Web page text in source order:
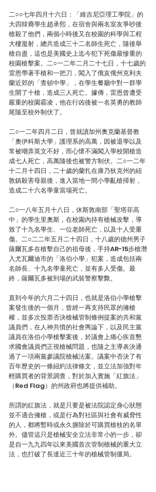
二○○七年四月十六日：「維吉尼亞理工學院」的
大四韓裔學生趙承熙，在宿舍與兩名室友爭吵後
槍殺了他們，兩個小時後又在校園的科學與工程
大樓濫射，總共造成三十二名師生死亡，隨後舉
槍自盡，這也是美國史上迄今犯下死傷最慘重的
校園槍擊案。二○一二年二月二十七日，十七歲的
雷恩帶著手槍和一把刀，闖入了俄亥俄州克利夫
蘭近郊的「查頓中學」，在學生餐廳中對一群學
生開了十槍，造成三人死亡。據傳，雷恩曾遭受
嚴重的校園霸凌，他在行凶後被一名英勇的教師
尾隨至校外制伏了。
二○一二年四月二日，曾就讀加州奧克蘭基督教
「奧伊科斯大學」護理系的高萬，因被退學以及
常被嘲弄英文不好，而心懷不滿闖入學校開槍造
成七人死亡，高萬隨後也被警方制伏。二○一二年
十二月十四日，二十歲的蘭扎在康乃狄克州的紐
敦鎮殺害母親後，進入當地一間小學亂槍掃射，
造成二十六名學童當場死亡。
二○一八年五月十八日，休斯敦南部「聖塔菲高
中」的學生里奧斯，在校園內持有槍械攻擊，導
致了十九名學生、一位老師死亡，以及十人受重
傷。二○二二年五月二十四日，十八歲的德州男子
薩爾瓦多在槍擊自己的祖母後，手持AR-15步槍潛
入尤瓦爾迪市的「洛伯小學」犯案，造成包括兩
名師長、十九名學童死亡，並有多人受傷。最
終，薩爾瓦多被到場的武裝警察擊斃。
直到今年的六月二十四日，也就是洛伯小學槍擊
案發生後的一個月，曾經一再支持民眾的擁槍
權，並多次投票否決槍械管制條例提案的共和黨
議員們，在人神共憤的社會輿論下，以及民主黨
議員在洛伯小學槍擊案後，於議會上痛心疾首懇
求國會議員們正視槍械問題，也隨之主導表決通
過了一項兩黨參議院槍械法案。議案中否決了有
百年歷史的一條紐約法律條文，並立法加強對年
輕購買者的背景調查，對於加入實施「紅旗法」
（Red Flag）的州政府也將提供補助。
所謂的紅旗法，就是只要是被法院認定身心狀態
並不適合擁槍，或是行為對社區與社會有威脅性
的人，都將暫時或永久摒除於可購買槍枝的名單
外。儘管這只是槍械安全立法非常小的一步，卻
是自一九九四年以來美國首次管制槍械的重大立
法，也打破了長達近三十年的槍械管制僵局。